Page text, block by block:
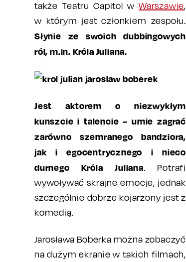
także Teatru Capitol wWarszawie,
w którym jest członkiem zespołu.
Słynie ze swoich dubbingowych
ról, m.in. Króla Juliana.
Jest aktorem o niezwykłym
kunszcie i talencie – umie zagrać
zarówno szemranego bandziora,
jak i egocentrycznego i nieco
durnego Króla Juliana. Potrafi
wywoływać skrajne emocje, jednak
szczególnie dobrze kojarzony jest z
komedią.
Jarosława Boberka można zobaczyć
na dużym ekranie w takich filmach,